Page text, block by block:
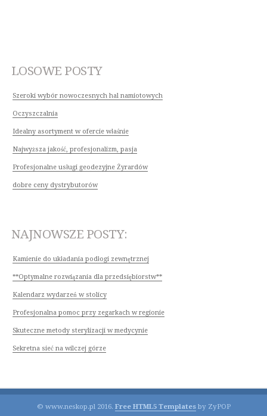
LOSOWE POSTY
Szeroki wybór nowoczesnych hal namiotowych
Oczyszczalnia
Idealny asortyment w ofercie właśnie
Najwyższa jakość, profesjonalizm, pasja
Profesjonalne usługi geodezyjne Żyrardów
dobre ceny dystrybutorów
NAJNOWSZE POSTY:
Kamienie do układania podłogi zewnętrznej
**Optymalne rozwiązania dla przedsiębiorstw**
Kalendarz wydarzeń w stolicy
Profesjonalna pomoc przy zegarkach w regionie
Skuteczne metody sterylizacji w medycynie
Sekretna sieć na wilczej górze
© www.neskop.pl 2016. Free HTML5 Templatesby ZyPOP